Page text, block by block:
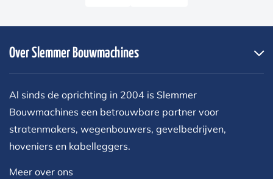
Over Slemmer Bouwmachines
Al sinds de oprichting in 2004 is Slemmer
Bouwmachines een betrouwbare partner voor
stratenmakers, wegenbouwers, gevelbedrijven,
hoveniers en kabelleggers.
Meer over ons